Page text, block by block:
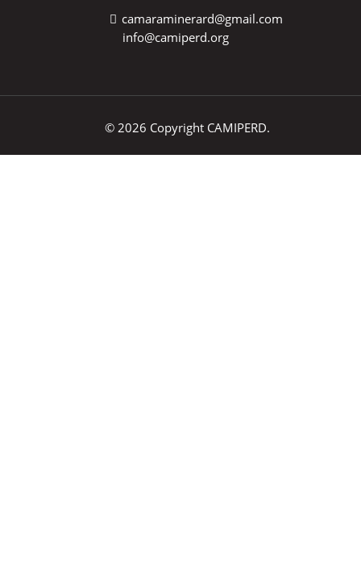
camaraminerard@gmail.com
info@camiperd.org
© 2026 Copyright CAMIPERD.